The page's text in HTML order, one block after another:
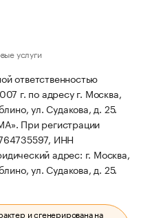
услуги
ответственностью
г. по адресу г. Москва,
ул. Судакова, д. 25.
При регистрации
ИНН
адрес: г. Москва,
ул. Судакова, д. 25.
и сгенерирована на